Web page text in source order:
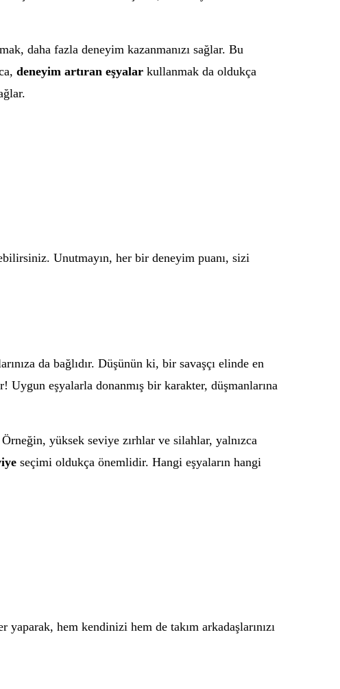
daha fazla deneyim kazanmanızı sağlar. Bu
deneyim artıran eşyalar kullanmak da oldukça
Unutmayın, her bir deneyim puanı, sizi
da bağlıdır. Düşünün ki, bir savaşçı elinde en
Uygun eşyalarla donanmış bir karakter, düşmanlarına
yüksek seviye zırhlar ve silahlar, yalnızca
seçimi oldukça önemlidir. Hangi eşyaların hangi
yaparak, hem kendinizi hem de takım arkadaşlarınızı